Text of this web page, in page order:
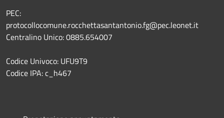
PEC:
protocollocomune.rocchettasantantonio.fg@pec.leonet.it
Centralino Unico: 0885.654007
Codice Univoco: UFU9T9
Codice IPA: c_h467